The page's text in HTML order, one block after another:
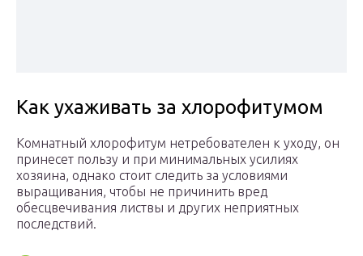
Как ухаживать за хлорофитумом
Комнатный хлорофитум нетребователен к уходу, он
принесет пользу и при минимальных усилиях
хозяина, однако стоит следить за условиями
выращивания, чтобы не причинить вред
обесцвечивания листвы и других неприятных
последствий.